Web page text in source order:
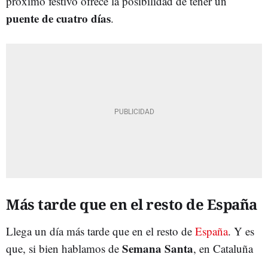
puente de cuatro días.
Más tarde que en el resto de España
Llega un día más tarde que en el resto de España. Y es
que, si bien hablamos de Semana Santa, en Cataluña